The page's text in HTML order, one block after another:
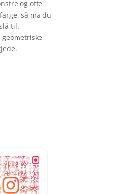
og ofte
så må du
til.